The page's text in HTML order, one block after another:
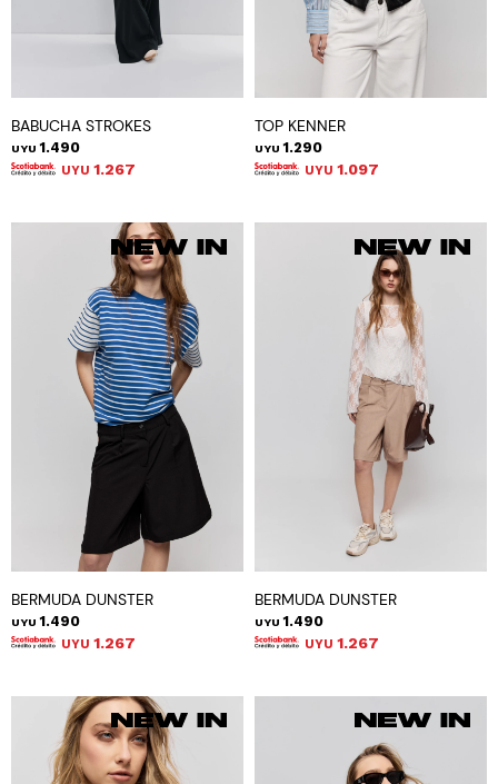
BABUCHA STROKES
UYU 1.490
UYU 1.267
TOP KENNER
UYU 1.290
UYU 1.097
BERMUDA DUNSTER
UYU 1.490
UYU 1.267
BERMUDA DUNSTER
UYU 1.490
UYU 1.267